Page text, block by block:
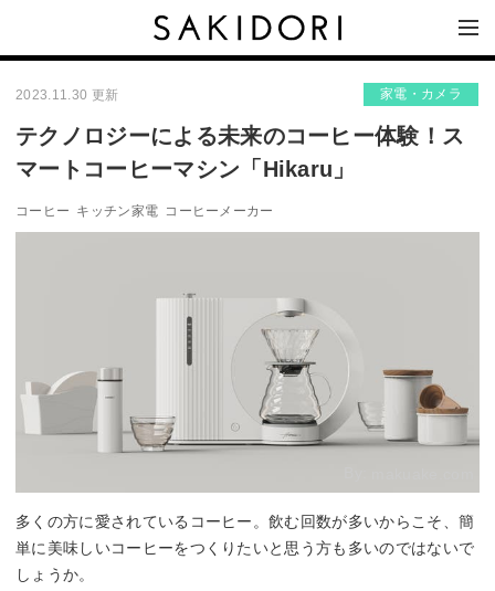
2023.11.30 更新 家電・カメラ
テクノロジーによる未来のコーヒー体験！ス
マートコーヒーマシン「Hikaru」
コーヒー キッチン家電 コーヒーメーカー
多くの方に愛されているコーヒー。飲む回数が多いからこそ、簡
単に美味しいコーヒーをつくりたいと思う方も多いのではないで
しょうか。